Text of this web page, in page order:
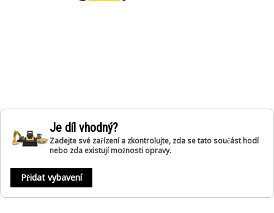
Je díl vhodný?
Zadejte své zařízení a zkontrolujte, zda se tato součást hodí
nebo zda existují možnosti opravy.
Přidat vybavení